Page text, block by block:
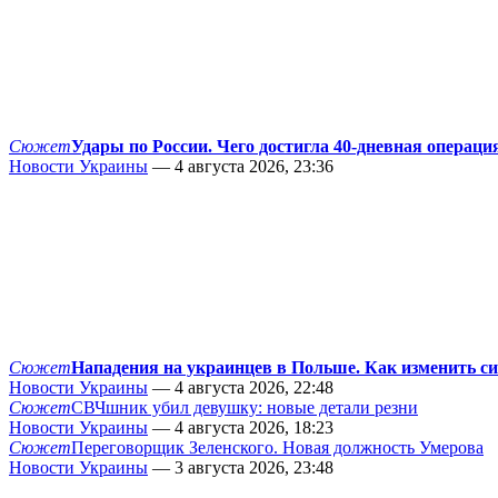
СюжетУдары по России. Чего достигла 40-дневная
Новости Украины — 4 августа 2026, 23:36
СюжетНападения на украинцев в Польше. Как изменить
Новости Украины — 4 августа 2026, 22:48
СюжетСВЧшник убил девушку: новые детали резни
Новости Украины — 4 августа 2026, 18:23
СюжетПереговорщик Зеленского. Новая должность Умерова
Новости Украины — 3 августа 2026, 23:48